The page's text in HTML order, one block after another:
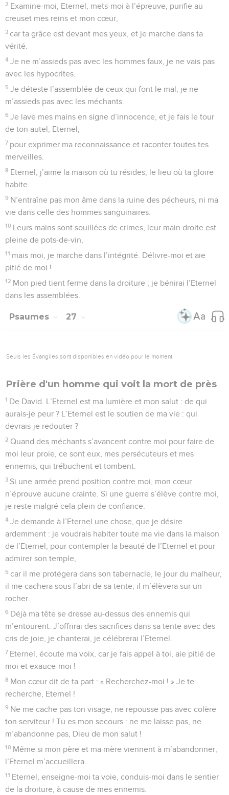
2 Examine-moi, Eternel, mets-moi à l’épreuve, purifie au
creuset mes reins et mon cœur,
3 car ta grâce est devant mes yeux, et je marche dans ta
vérité.
4 Je ne m’assieds pas avec les hommes faux, je ne vais pas
avec les hypocrites.
5 Je déteste l’assemblée de ceux qui font le mal, je ne
m’assieds pas avec les méchants.
6 Je lave mes mains en signe d’innocence, et je fais le tour
de ton autel, Eternel,
7 pour exprimer ma reconnaissance et raconter toutes tes
merveilles.
8 Eternel, j’aime la maison où tu résides, le lieu où ta gloire
habite.
9 N’entraîne pas mon âme dans la ruine des pécheurs, ni ma
vie dans celle des hommes sanguinaires.
10 Leurs mains sont souillées de crimes, leur main droite est
pleine de pots-de-vin,
11 mais moi, je marche dans l’intégrité. Délivre-moi et aie
pitié de moi !
12 Mon pied tient ferme dans la droiture ; je bénirai l’Eternel
dans les assemblées.
Psaumes 27
Seuls les Évangiles sont disponibles en vidéo pour le moment.
Prière d'un homme qui voit la mort de près
1 De David. L’Eternel est ma lumière et mon salut : de qui
aurais-je peur ? L’Eternel est le soutien de ma vie : qui
devrais-je redouter ?
2 Quand des méchants s’avancent contre moi pour faire de
moi leur proie, ce sont eux, mes persécuteurs et mes
ennemis, qui trébuchent et tombent.
3 Si une armée prend position contre moi, mon cœur
n’éprouve aucune crainte. Si une guerre s’élève contre moi,
je reste malgré cela plein de confiance.
4 Je demande à l’Eternel une chose, que je désire
ardemment : je voudrais habiter toute ma vie dans la maison
de l’Eternel, pour contempler la beauté de l’Eternel et pour
admirer son temple,
5 car il me protégera dans son tabernacle, le jour du malheur,
il me cachera sous l’abri de sa tente, il m’élèvera sur un
rocher.
6 Déjà ma tête se dresse au-dessus des ennemis qui
m’entourent. J’offrirai des sacrifices dans sa tente avec des
cris de joie, je chanterai, je célébrerai l’Eternel.
7 Eternel, écoute ma voix, car je fais appel à toi, aie pitié de
moi et exauce-moi !
8 Mon cœur dit de ta part : « Recherchez-moi ! » Je te
recherche, Eternel !
9 Ne me cache pas ton visage, ne repousse pas avec colère
ton serviteur ! Tu es mon secours : ne me laisse pas, ne
m’abandonne pas, Dieu de mon salut !
10 Même si mon père et ma mère viennent à m’abandonner,
l’Eternel m’accueillera.
11 Eternel, enseigne-moi ta voie, conduis-moi dans le sentier
de la droiture, à cause de mes ennemis.